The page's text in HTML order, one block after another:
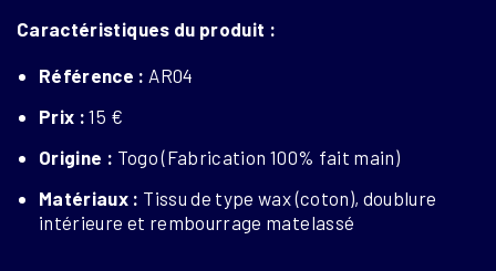
Caractéristiques du produit :
Référence : AR04
Prix : 15 €
Origine : Togo (Fabrication 100% fait main)
Matériaux : Tissu de type wax (coton), doublure
intérieure et rembourrage matelassé